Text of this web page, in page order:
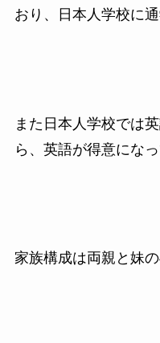
おり、日本人学校に
また日本人学校では
ら、英語が得意になっ
家族構成は両親と妹